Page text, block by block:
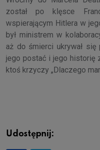
został po klęsce
wspierającym Hitlera w
był ministrem w
aż do śmierci ukrywał
jego postać i jego historię
ktoś krzyczy „Dlaczego
Udostępnij: